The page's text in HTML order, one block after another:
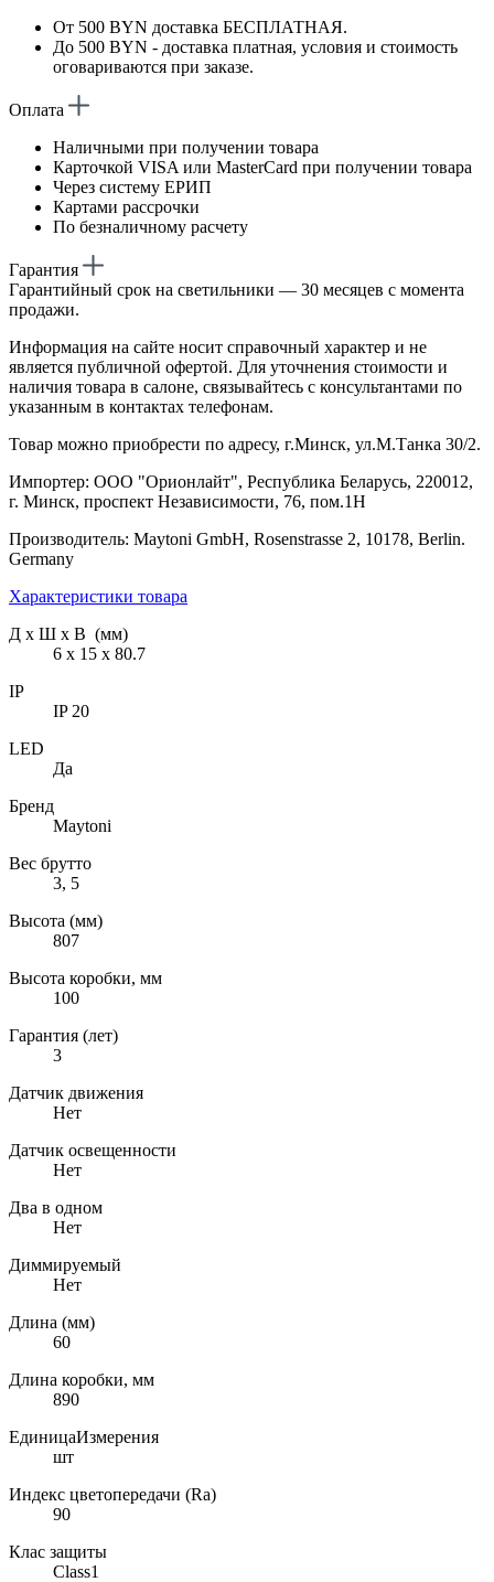
От 500 BYN доставка БЕСПЛАТНАЯ.
До 500 BYN - доставка платная, условия и стоимость
оговариваются при заказе.
Оплата
Наличными при получении товара
Карточкой VISA или MasterCard при получении товара
Через систему ЕРИП
Картами рассрочки
По безналичному расчету
Гарантия
Гарантийный срок на светильники — 30 месяцев с момента
продажи.
Информация на сайте носит справочный характер и не
является публичной офертой. Для уточнения стоимости и
наличия товара в салоне, связывайтесь с консультантами по
указанным в контактах телефонам.
Товар можно приобрести по адресу, г.Минск, ул.М.Танка 30/2.
Импортер: ООО "Орионлайт", Республика Беларусь, 220012,
г. Минск, проспект Независимости, 76, пом.1Н
Производитель: Maytoni GmbH, Rosenstrasse 2, 10178, Berlin.
Germany
Характеристики товара
Д х Ш х В (мм)
6 х 15 х 80.7
IP
IP 20
LED
Да
Бренд
Maytoni
Вес брутто
3, 5
Высота (мм)
807
Высота коробки, мм
100
Гарантия (лет)
3
Датчик движения
Нет
Датчик освещенности
Нет
Два в одном
Нет
Диммируемый
Нет
Длина (мм)
60
Длина коробки, мм
890
ЕдиницаИзмерения
шт
Индекс цветопередачи (Ra)
90
Клас защиты
Class1